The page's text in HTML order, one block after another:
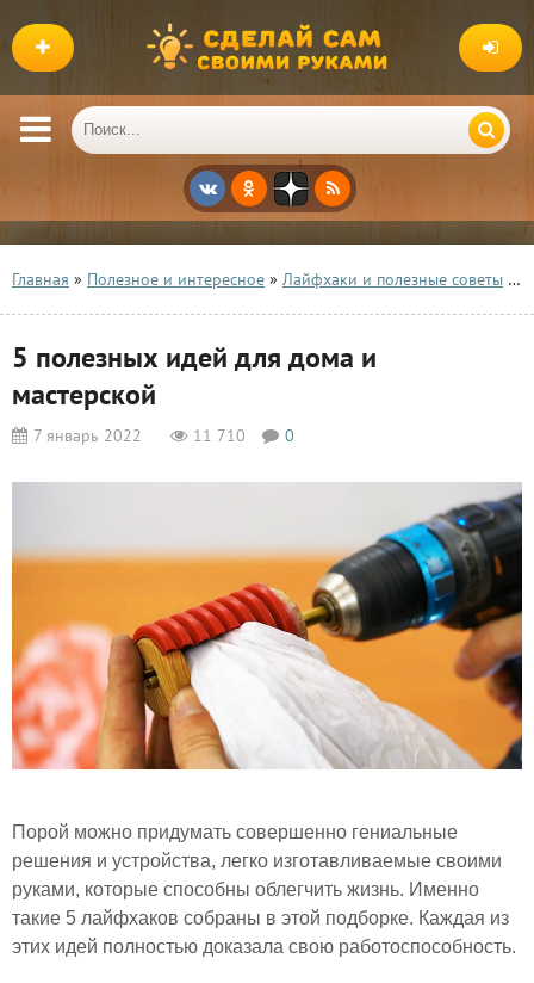
Главная » Полезное и интересное » Лайфхаки и полезные советы
5 полезных идей для дома и
мастерской
7 январь 2022 11 710 0
Порой можно придумать совершенно гениальные
решения и устройства, легко изготавливаемые своими
руками, которые способны облегчить жизнь. Именно
такие 5 лайфхаков собраны в этой подборке. Каждая из
этих идей полностью доказала свою работоспособность.